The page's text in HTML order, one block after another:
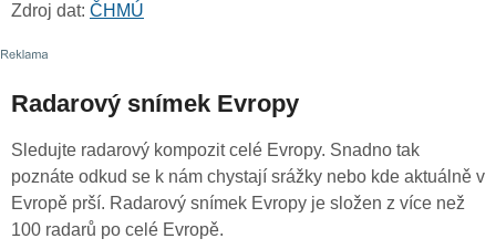
Zdroj dat: ČHMÚ
Radarový snímek Evropy
Sledujte radarový kompozit celé Evropy. Snadno tak
poznáte odkud se k nám chystají srážky nebo kde aktuálně v
Evropě prší. Radarový snímek Evropy je složen z více než
100 radarů po celé Evropě.